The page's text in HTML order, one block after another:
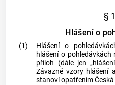
§
Hlášení o
(1)
Hlášení o
hlášení o pohledávkách
příloh (dále jen
Závazné vzory hlášení
stanoví opatřením